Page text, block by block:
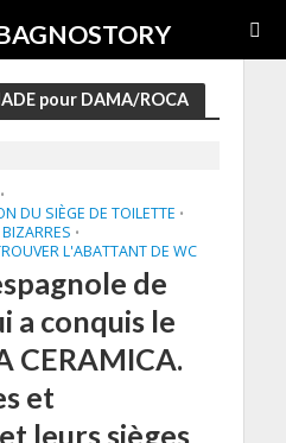
pour DAMA/ROCA
•
DU SIÈGE DE TOILETTE •
•
L'ABATTANT DE WC
de
a conquis le
CERAMICA.
et
leurs sièges